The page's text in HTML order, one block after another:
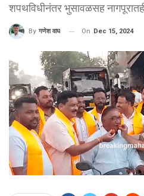
शपथविधीनंतर भुसावळसह
By गणेश वाघ On Dec 15, 2024